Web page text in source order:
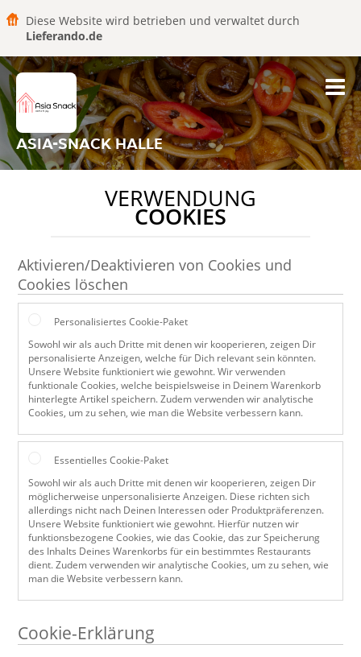
Diese Website wird betrieben und verwaltet durch
Lieferando.de
ASIA-SNACK HALLE
VERWENDUNG
COOKIES
Aktivieren/Deaktivieren von Cookies und
Cookies löschen
Personalisiertes Cookie-Paket
Sowohl wir als auch Dritte mit denen wir kooperieren, zeigen Dir
personalisierte Anzeigen, welche für Dich relevant sein könnten.
Unsere Website funktioniert wie gewohnt. Wir verwenden
funktionale Cookies, welche beispielsweise in Deinem Warenkorb
hinterlegte Artikel speichern. Zudem verwenden wir analytische
Cookies, um zu sehen, wie man die Website verbessern kann.
Essentielles Cookie-Paket
Sowohl wir als auch Dritte mit denen wir kooperieren, zeigen Dir
möglicherweise unpersonalisierte Anzeigen. Diese richten sich
allerdings nicht nach Deinen Interessen oder Produktpräferenzen.
Unsere Website funktioniert wie gewohnt. Hierfür nutzen wir
funktionsbezogene Cookies, wie das Cookie, das zur Speicherung
des Inhalts Deines Warenkorbs für ein bestimmtes Restaurants
dient. Zudem verwenden wir analytische Cookies, um zu sehen, wie
man die Website verbessern kann.
Cookie-Erklärung